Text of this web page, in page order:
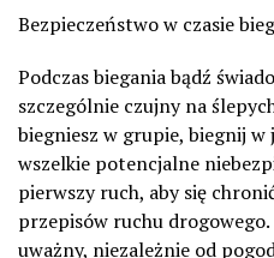
Bezpieczeństwo w czasie
Podczas biegania bądź
szczególnie czujny na
biegniesz w grupie, biegnij w
wszelkie potencjalne
pierwszy ruch, aby się
przepisów ruchu
uważny, niezależnie od